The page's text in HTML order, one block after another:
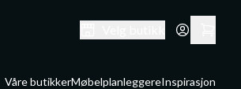
Våre butikkerMøbelplanleggereInspirasjon